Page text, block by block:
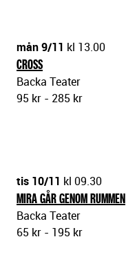
mån 9/11 kl 13.00
CROSS
Backa Teater
95 kr - 285 kr
tis 10/11 kl 09.30
MIRA GÅR GENOM RUMMEN
Backa Teater
65 kr - 195 kr